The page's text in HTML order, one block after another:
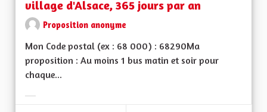
village d'Alsace, 365 jours par an
Proposition anonyme
Mon Code postal (ex : 68 000) : 68290Ma
proposition : Au moins 1 bus matin et soir pour
chaque...